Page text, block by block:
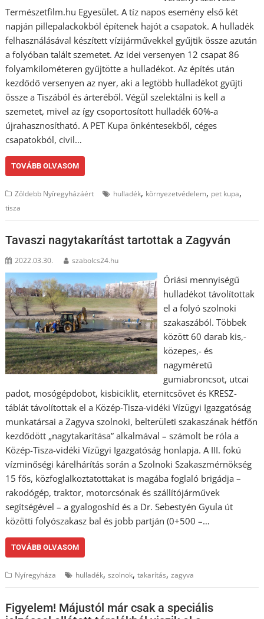
Természetfilm.hu Egyesület. A tíz napos esemény első két
napján pillepalackokból építenek hajót a csapatok. A hulladék
felhasználásával készített vízijárművekkel gyűjtik össze azután
a folyóban talált szemetet. Az idei versenyen 12 csapat 86
folyamkilométeren gyűjtötte a hulladékot. Az építés után
kezdődő versenyen az nyer, aki a legtöbb hulladékot gyűjti
össze a Tiszából és árteréből. Végül szelektálni is kell a
szemetet, mivel az így csoportosított hulladék 60%-a
újrahasznosítható. A PET Kupa önkéntesekből, céges
csapatokból, civil…
TOVÁBB OLVASOM
Zöldebb Nyíregyházáért hulladék, környezetvédelem, pet kupa,
tisza
Tavaszi nagytakarítást tartottak a Zagyván
2022.03.30. szabolcs24.hu
Óriási mennyiségű
hulladékot távolítottak
el a folyó szolnoki
szakaszából. Többek
között 60 darab kis,-
közepes,- és
nagyméretű
gumiabroncsot, utcai
padot, mosógépdobot, kisbiciklit, eternitcsövet és KRESZ-
táblát távolítottak el a Közép-Tisza-vidéki Vízügyi Igazgatóság
munkatársai a Zagyva szolnoki, belterületi szakaszának hétfőn
kezdődött „nagytakarítása” alkalmával – számolt be róla a
Közép-Tisza-vidéki Vízügyi Igazgatóság honlapja. A III. fokú
vízminőségi kárelhárítás során a Szolnoki Szakaszmérnökség
15 fős, közfoglalkoztatottakat is magába foglaló brigádja –
rakodógép, traktor, motorcsónak és szállítójárművek
segítségével – a gyalogoshíd és a Dr. Sebestyén Gyula út
közötti folyószakasz bal és jobb partján (0+500 –…
TOVÁBB OLVASOM
Nyíregyháza hulladék,szolnok,takarítás,zagyva
Figyelem! Májustól már csak a speciális